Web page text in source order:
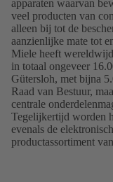
apparaten waarvan
veel producten van
alleen bij tot de
aanzienlijke mate tot
Miele heeft
in totaal ongeveer
Gütersloh, met bijna
Raad van Bestuur,
centrale
Tegelijkertijd worden
evenals de
productassortiment